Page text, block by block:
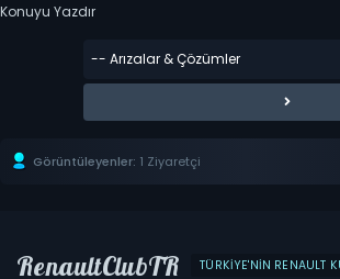
Konuyu Yazdır
Görüntüleyenler: 1 Ziyaretçi
RenaultClubTR TÜRKIYE'NIN RENAULT